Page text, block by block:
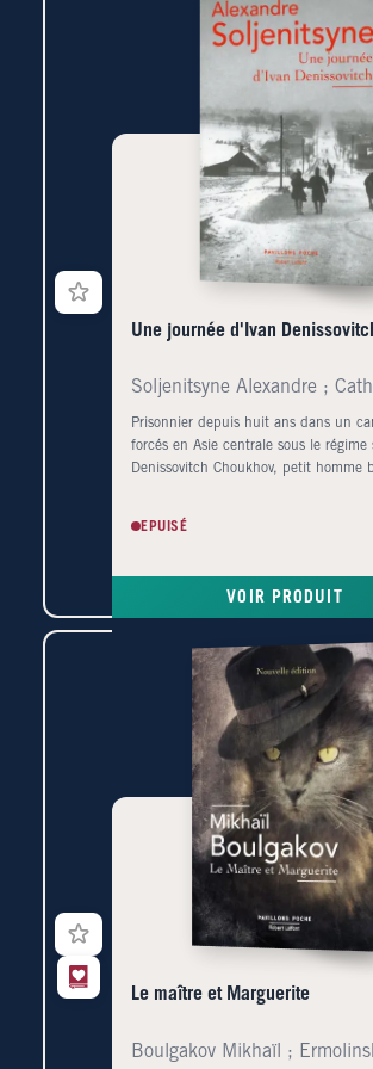
propos une nouvelle portée, un sens
si le cancer n'avait aujourd'hui plus
d'irrémédiable ? Fort des nombreuses
consacrées à la médecine intégrative
femme Alison Jefferies, ont voulu
livre utile. Au centre de leurs
conseils vitaux pour mieux s'entourer,
notre stress, mieux s'alimenter, mieux
mieux se reposer, mieux interagir avec
autant de solides piliers pour affronter
du temps. Le guide indispensable
acteur de sa santé.
Une journée d'Ivan
Prisonnier depuis huit ans dans un
forcés en Asie centrale sous le régime
Denissovitch Choukhov, petit homme
administratif soviétique. Harcelé par
froid et la faim, il s'efforce de survivre
l'horreur de cet univers " hors la vie "
deux mois dans une langue vive,
lyrique, Soljenitsyne et le monde du
en littérature." L'ouvrage fit l'effet
révélait au grand jour l'existence des
staliniens. " Le Monde
EPUISÉ
VOIR PRODUIT
Le maître et Marguerite